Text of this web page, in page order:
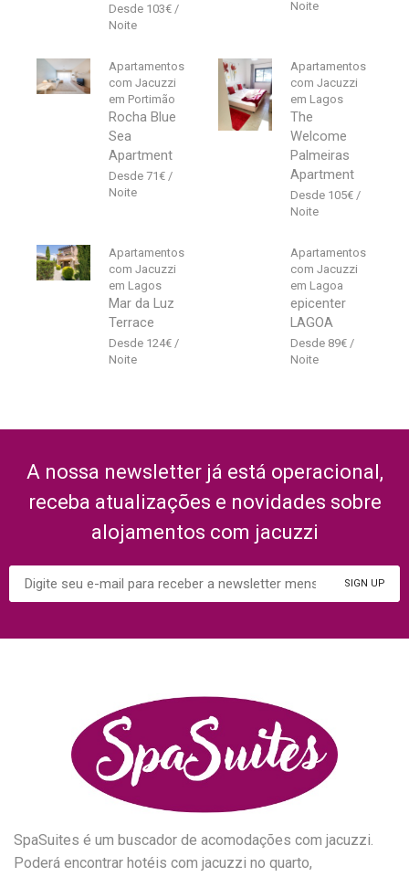
103€
Apartamentos
com Jacuzzi
em Portimão
Rocha Blue
Sea
Apartment
71€
Apartamentos
com Jacuzzi
em Lagos
The
Welcome
Palmeiras
Apartment
105€
Apartamentos
com Jacuzzi
em Lagos
Mar da Luz
Terrace
124€
Apartamentos
com Jacuzzi
em Lagoa
epicenter
LAGOA
89€
A nossa newsletter já está operacional,
receba atualizações e novidades sobre
alojamentos com jacuzzi
SpaSuites é um buscador de acomodações com jacuzzi.
Poderá encontrar hotéis com jacuzzi no quarto,